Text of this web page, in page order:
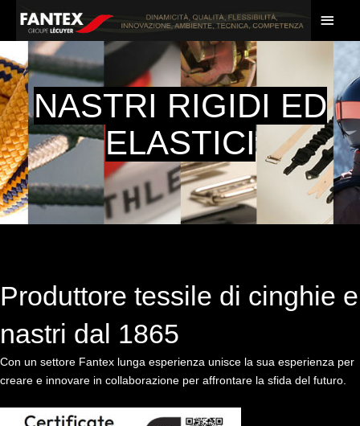
contenuto
NASTRI RIGIDI ED
ELASTICI
Produttore tessile di cinghie e
nastri dal 1865
Con un settore Fantex lunga esperienza unisce la sua esperienza per
creare e innovare in collaborazione per affrontare la sfida del futuro.